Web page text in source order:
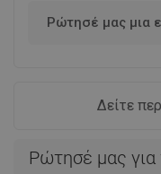
Ρώτησέ μας μια
Δείτε
Ρώτησέ μας για